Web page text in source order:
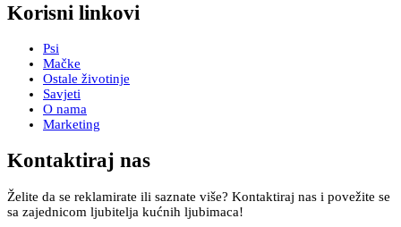
Korisni linkovi
Psi
Mačke
Ostale životinje
Savjeti
O nama
Marketing
Kontaktiraj nas
Želite da se reklamirate ili saznate više? Kontaktiraj nas i povežite se
sa zajednicom ljubitelja kućnih ljubimaca!